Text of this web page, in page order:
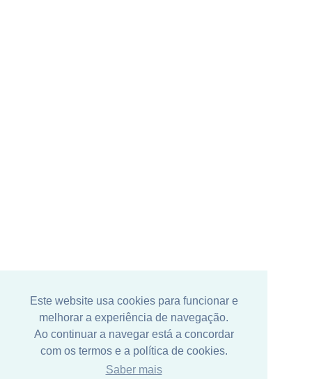
Este website usa cookies para funcionar e
melhorar a experiência de navegação.
Ao continuar a navegar está a concordar
com os termos e a política de cookies.
Saber mais